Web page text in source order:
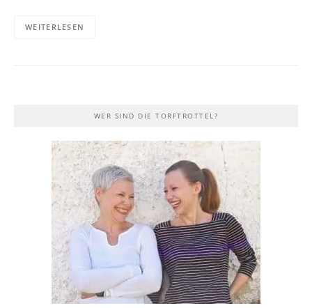
WEITERLESEN
WER SIND DIE TORFTROTTEL?